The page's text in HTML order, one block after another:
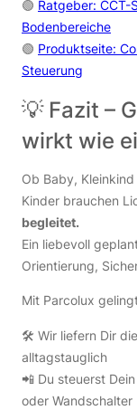
🟢 Ratgeber: CCT-
Bodenbereiche
🟢 Produktseite:
Steuerung
💡 Fazit –
wirkt wie
Ob Baby,
Kinder brauchen
begleitet.
Ein liebevoll
Orientierung,
Mit Parcolux
🛠 Wir liefern Dir
alltagstauglich
📲 Du steuerst
oder Wandschalter